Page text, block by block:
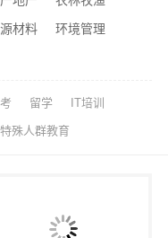
材料
环境管理
留学 IT培训
特殊人群教育